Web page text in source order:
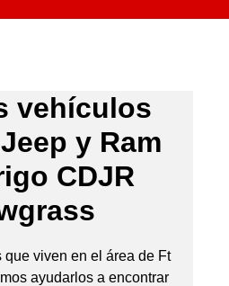
vehículos
y Ram
CDJR
que viven en el área de Ft
ayudarlos a encontrar